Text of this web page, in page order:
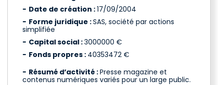
Date de création :17/09/2004
Forme juridique :SAS, société par actions
simplifiée
Capital social :3000000 €
Fonds propres : 40353472 €
Résumé d’activité :Presse magazine et
contenus numériques variés pour un large public.